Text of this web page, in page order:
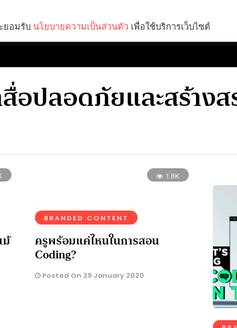
ปลอดภัยและสร้างส
ม้
1.8K
BRANDED CONTENT
ครูพร้อมแค่ไหนในการสอน
Coding?
Posted On 29 January 2020
ยอมรับ นโยบายความเป็นส่วนตัว เพื่อใช้บริการเว็บไซต์